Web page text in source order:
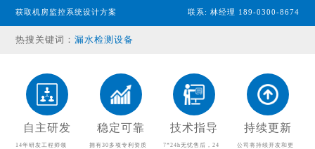
获取机房监控系统设计方案 联系: 林经理 189-0300-8674
热搜关键词：
专业型主机
漏水检测设备
配电监控设备
气体监控设备
其他配件产品
自主研发
14年研发工程师领
稳定可靠
拥有30多项专利资质
技术指导
7*24h无忧售后，24
持续更新
公司将持续开发和更